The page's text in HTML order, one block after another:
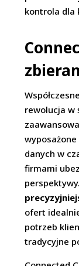
kontrola dla
Współczesne
rewolucja w
danych w
firmami
ofert
potrzeb
tradycyjne